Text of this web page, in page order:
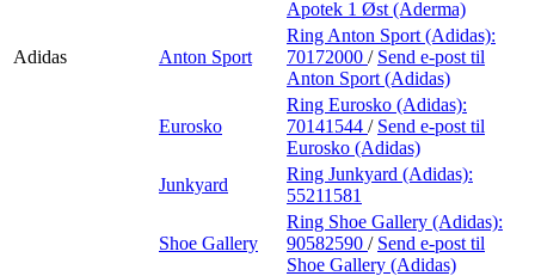
Apotek 1 Øst (Aderma)
Adidas Anton Sport
Ring Anton Sport (Adidas):
70172000 / Send e-post til
Anton Sport (Adidas)
Eurosko
Ring Eurosko (Adidas):
70141544 / Send e-post til
Eurosko (Adidas)
Junkyard
Ring Junkyard (Adidas):
55211581
Shoe Gallery
Ring Shoe Gallery (Adidas):
90582590 / Send e-post til
Shoe Gallery (Adidas)